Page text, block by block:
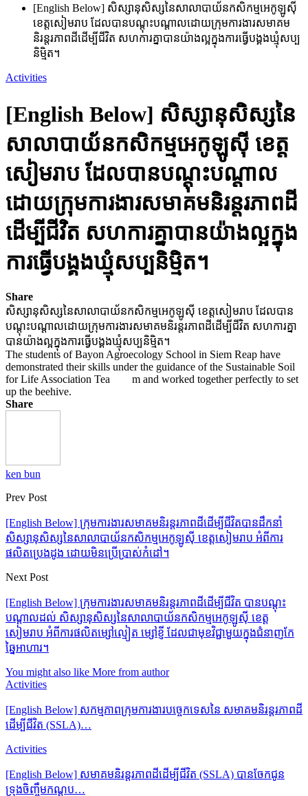
[English Below] សិស្សានុសិស្សនៃសាលាបាយ័នកសិកម្មអេកូឡូស៊ី
ខេត្តសៀមរាប ដែលបានបណ្តុះបណ្តាលដោយក្រុមការងារសមាគម
និរន្តរភាពដីដើម្បីជីវិត សហការគ្នាបានយ៉ាងល្អក្នុងការធ្វេីបង្គងឃ្មុំសប្ប
និមិ្មត។
Activities
[English Below] សិស្សានុសិស្សនៃ
សាលាបាយ័នកសិកម្មអេកូឡូស៊ី ខេត្ត
សៀមរាប ដែលបានបណ្តុះបណ្តាល
ដោយក្រុមការងារសមាគមនិរន្តរភាពដី
ដើម្បីជីវិត សហការគ្នាបានយ៉ាងល្អក្នុង
ការធ្វេីបង្គងឃ្មុំសប្បនិមិ្មត។
Share
សិស្សានុសិស្សនៃសាលាបាយ័នកសិកម្មអេកូឡូស៊ី ខេត្តសៀមរាប ដែលបាន
បណ្តុះបណ្តាលដោយក្រុមការងារសមាគមនិរន្តរភាពដីដើម្បីជីវិត សហការគ្នា
បានយ៉ាងល្អក្នុងការធ្វេីបង្គងឃ្មុំសប្បនិមិ្មត។
The students of Bayon Agroecology School in Siem Reap have
demonstrated their skills under the guidance of the Sustainable Soil
for Life Association Tea
m and worked together perfectly to set
up the beehive.
Share
ken bun
Prev Post
[English Below] ក្រុមការងារសមាគមនិរន្តរភាពដីដើម្បីជីវិតបានដឹកនាំ
សិស្សានុសិស្សនៃសាលាបាយ័នកសិកម្មអេកូឡូស៊ី ខេត្តសៀមរាប អំពីការ
ផលិតប្រេងដូង ដោយមិនប្រើប្រាស់កំដៅ។
Next Post
[English Below] ក្រុមការងារសមាគមនិរន្តរភាពដីដើម្បីជីវិត បានបណ្តុះ
បណ្តាលដល់ សិស្សានុសិស្សនៃសាលាបាយ័នកសិកម្មអេកូឡូស៊ី ខេត្ត
សៀមរាប អំពីការផលិតម្សៅល្មៀត ម្សៅខ្ញី ដែលជាមុខវិជ្ជាមួយក្នុងជំនាញកែ
ឆ្នៃអាហារ។
You might also like More from author
Activities
[English Below] សកម្មភាពក្រុមការងារបច្ចេកទេសនៃ សមាគមនិរន្តរភាពដី
ដើម្បីជីវិត (SSLA)…
Activities
[English Below] សមាគមនិរន្តរភាពដីដើម្បីជីវិត (SSLA) បានចែកជូន
ទ្រុងចិញ្ចឹមកណ្ដូប…